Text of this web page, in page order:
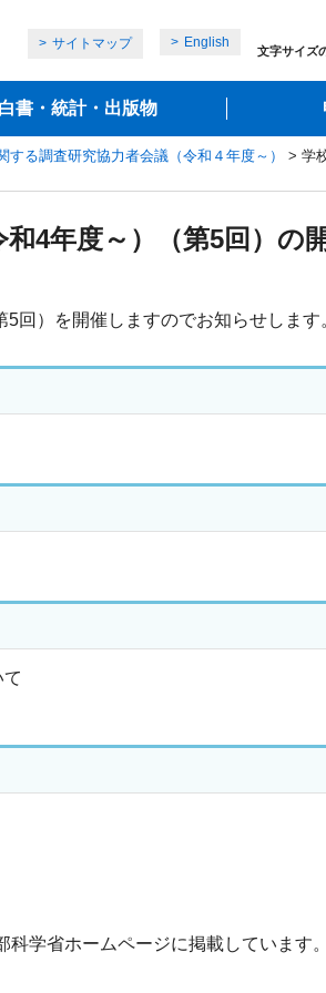
サイトマップ English
文字サイズ
白書・統計・出版物
する調査研究協力者会議（令和４年度～）
> 学
4年度～）（第5回）の
回）を開催しますのでお知らせします
学省ホームページに掲載しています